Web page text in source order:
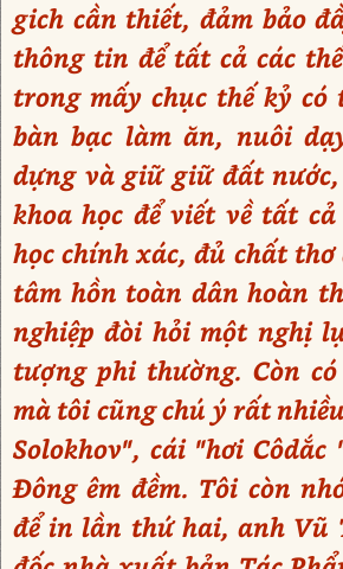
gich cần thiết, đảm bảo
thông tin để tất cả các
trong mấy chục thế kỷ có
bàn bạc làm ăn, nuôi
dựng và giữ giữ đất
khoa học để viết về tất
học chính xác, đủ chất
tâm hồn toàn dân hoàn
nghiệp đòi hỏi một nghị
tượng phi thường. Còn
mà tôi cũng chú ý rất
Solokhov", cái "hơi Côdắc
Đông êm đềm. Tôi còn
để in lần thứ hai, anh Vũ